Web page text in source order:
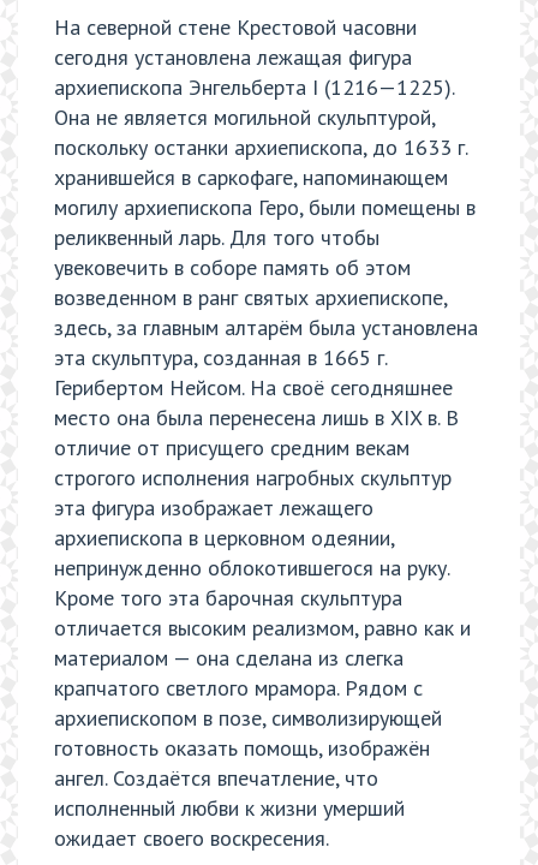
На северной стене Крестовой часовни
сегодня установлена лежащая фигура
архиепископа Энгельберта I (1216—1225).
Она не является могильной скульптурой,
поскольку останки архиепископа, до 1633 г.
хранившейся в саркофаге, напоминающем
могилу архиепископа Геро, были помещены в
реликвенный ларь. Для того чтобы
увековечить в соборе память об этом
возведенном в ранг святых архиепископе,
здесь, за главным алтарём была установлена
эта скульптура, созданная в 1665 г.
Герибертом Нейсом. На своё сегодняшнее
место она была перенесена лишь в XIX в. В
отличие от присущего средним векам
строгого исполнения нагробных скульптур
эта фигура изображает лежащего
архиепископа в церковном одеянии,
непринужденно облокотившегося на руку.
Кроме того эта барочная скульптура
отличается высоким реализмом, равно как и
материалом — она сделана из слегка
крапчатого светлого мрамора. Рядом с
архиепископом в позе, символизирующей
готовность оказать помощь, изображён
ангел. Создаётся впечатление, что
исполненный любви к жизни умерший
ожидает своего воскресения.